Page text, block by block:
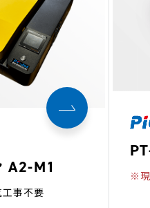
A2-M1
工事不要
※現